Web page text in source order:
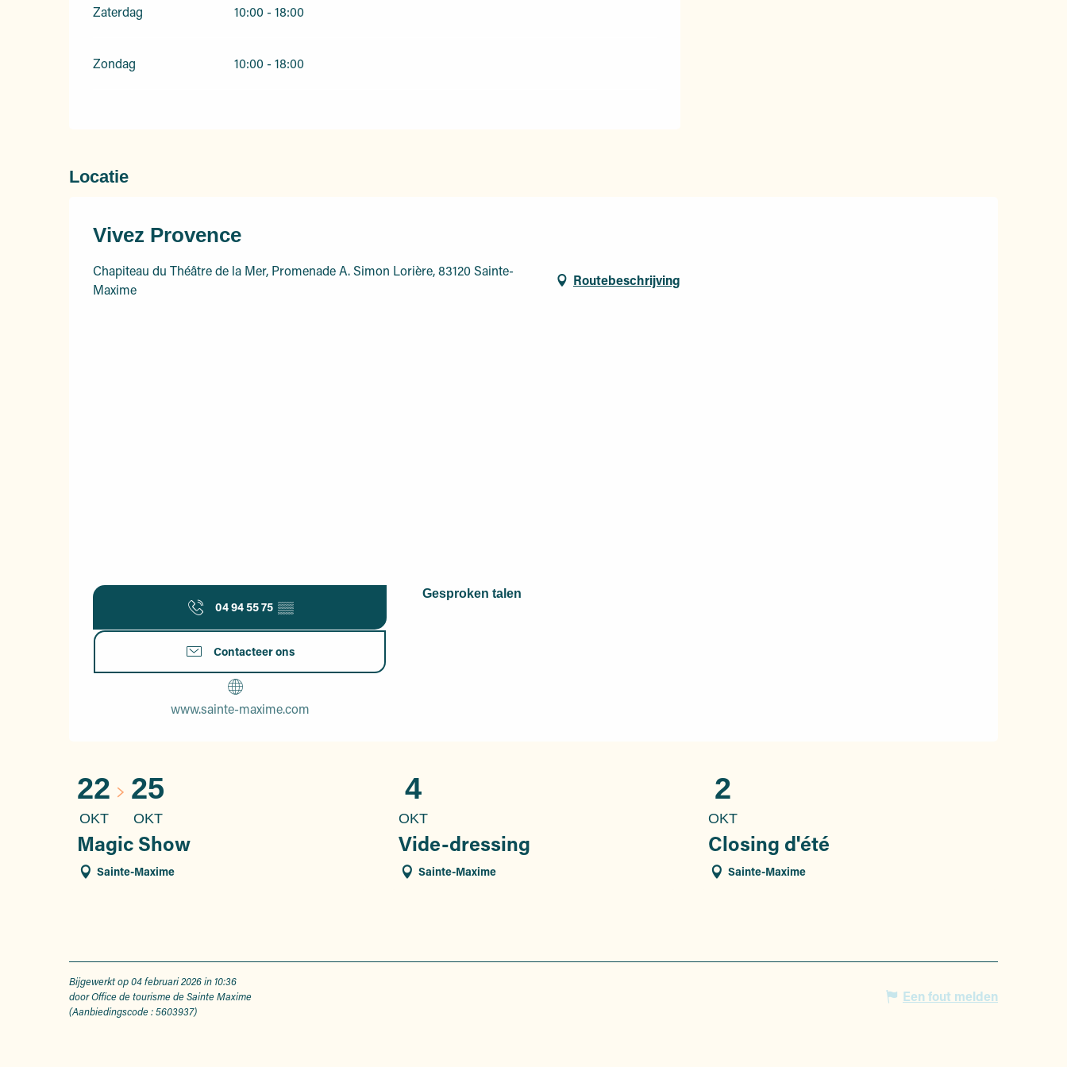
Zaterdag 10:00 - 18:00
Zondag 10:00 - 18:00
Locatie
Vivez Provence
Chapiteau du Théâtre de la Mer, Promenade A. Simon Lorière, 83120 Sainte-
Maxime
Routebeschrijving
04 94 55 75 ▒▒
Contacteer ons
www.sainte-maxime.com
Gesproken talen
Gesproken talen
22
OKT
25
OKT
Magic Show
Sainte-Maxime
4
OKT
Vide-dressing
Sainte-Maxime
2
OKT
Closing d'été
Sainte-Maxime
Bijgewerkt op 04 februari 2026 in 10:36
door Office de tourisme de Sainte Maxime
(Aanbiedingscode :5603937)
Een fout melden